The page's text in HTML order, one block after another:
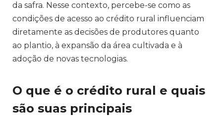
da safra. Nesse contexto, percebe-se como as
condições de acesso ao crédito rural influenciam
diretamente as decisões de produtores quanto
ao plantio, à expansão da área cultivada e à
adoção de novas tecnologias.
O que é o crédito rural e quais
são suas principais